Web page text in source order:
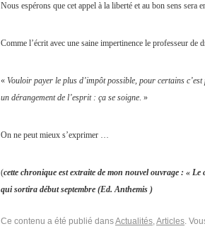
Nous espérons que cet appel à la liberté et au bon sens sera
Comme l’écrit avec une saine impertinence le professeur
« Vouloir payer le plus d’impôt possible, pour certains
un dérangement de l’esprit : ça se soigne. »
On ne peut mieux s’exprimer …
(cette chronique est extraite de mon nouvel ouvrage : «
qui sortira début septembre (Ed. Anthemis )
Ce contenu a été publié dansActualités,Articles.